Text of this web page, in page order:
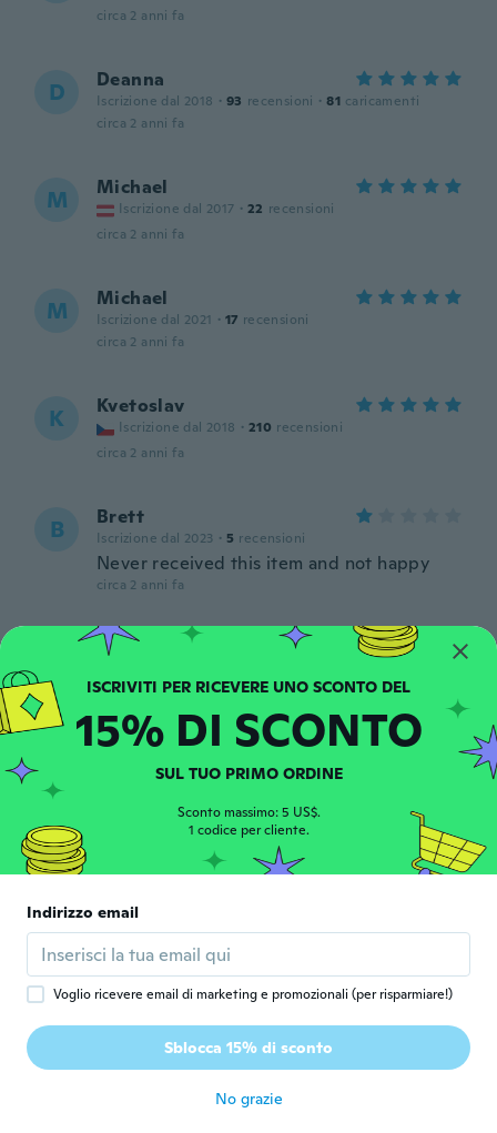
circa 2 anni fa
D Deanna
Iscrizione dal 2018 · 93 recensioni · 81 caricamenti
circa 2 anni fa
M Michael
Iscrizione dal 2017 · 22 recensioni
circa 2 anni fa
M Michael
Iscrizione dal 2021 · 17 recensioni
circa 2 anni fa
K Kvetoslav
Iscrizione dal 2018 · 210 recensioni
circa 2 anni fa
B Brett
Iscrizione dal 2023 · 5 recensioni
Never received this item and not happy
circa 2 anni fa
Milena
Perfetti per la pioggia 👍
circa 2 anni fa
G Iscrizione dal 2018
Non serve a nulla
circa 2 anni fa
Christian
Iscrizione dal 2021 · 8 recensioni ·
15% DI SCONTO
SUL TUO PRIMO ORDINE
Sconto massimo: 5 US$.
1 codice per cliente.
Indirizzo email
Voglio ricevere email di marketing e promozionali (per risparmiare!)
Sblocca 15% di sconto
No grazie